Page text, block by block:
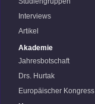
Interviews
Artikel
Akademie
Jahresbotschaft
Drs. Hurtak
Europäischer Kongress